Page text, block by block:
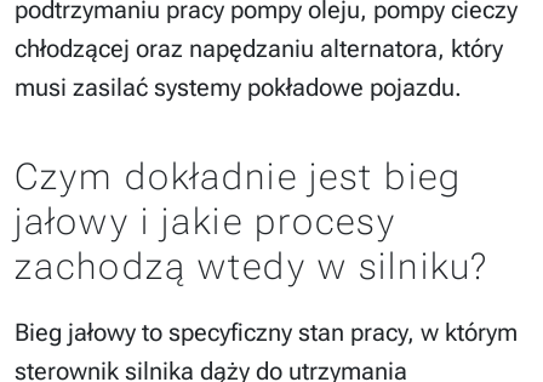
podtrzymaniu pracy pompy oleju, pompy cieczy
chłodzącej oraz napędzaniu alternatora, który
musi zasilać systemy pokładowe pojazdu.
Czym dokładnie jest bieg
jałowy i jakie procesy
zachodzą wtedy w silniku?
Bieg jałowy to specyficzny stan pracy, w którym
sterownik silnika dąży do utrzymania